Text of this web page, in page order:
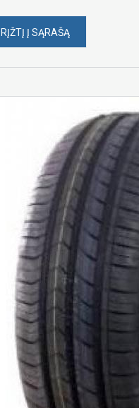
Į SĄRAŠĄ